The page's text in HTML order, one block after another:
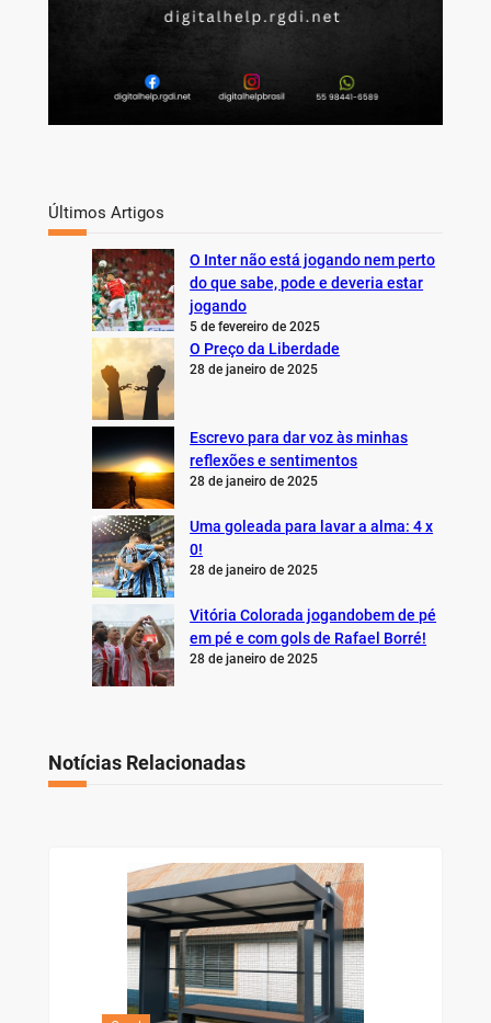
Últimos Artigos
O Inter não está jogando nem perto
do que sabe, pode e deveria estar
jogando
5 de fevereiro de 2025
O Preço da Liberdade
28 de janeiro de 2025
Escrevo para dar voz às minhas
reflexões e sentimentos
28 de janeiro de 2025
Uma goleada para lavar a alma: 4 x
0!
28 de janeiro de 2025
Vitória Colorada jogandobem de pé
em pé e com gols de Rafael Borré!
28 de janeiro de 2025
Notícias Relacionadas